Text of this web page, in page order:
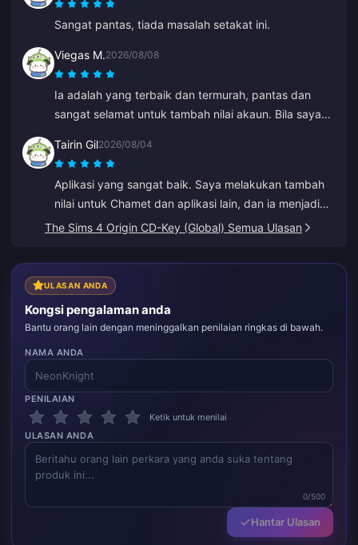
dan ia sangat mudah, beberapa klik sahaja dan
semuanya selesai. Ia memudahkan hidup.
Sangat pantas, tiada masalah setakat ini.
Viegas M.2026/08/08
Ia adalah yang terbaik dan termurah, pantas dan
sangat selamat untuk tambah nilai akaun. Bila saya
cepat dan tambah nilai ke ID yang betul.
Tairin Gil2026/08/04
Aplikasi yang sangat baik. Saya melakukan tambah
nilai untuk Chamet dan aplikasi lain, dan ia menjadi
lebih murah berbanding tambah nilai di dalam aplikasi
The Sims 4 Origin CD-Key (Global) Semua Ulasan
ULASAN ANDA
Kongsi pengalaman anda
Bantu orang lain dengan meninggalkan penilaian ringkas di bawah.
NAMA ANDA
PENILAIAN
Ketik untuk menilai
ULASAN ANDA
0/500
Hantar Ulasan